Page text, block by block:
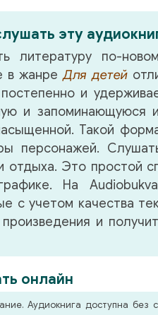
эту
литературу по-
в жанреДля детей
и
и запоминающуюся
Такой
персонажей.
Это простой
На
с учетом качества
и
онлайн
Аудиокнига доступна без